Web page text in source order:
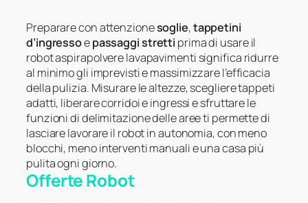
Preparare con attenzionesoglie,tappetini
d’ingressoepassaggi stretti prima di usare il
robot aspirapolvere lavapavimenti significa ridurre
al minimo gli imprevisti e massimizzare l’efficacia
della pulizia. Misurare le altezze, scegliere tappeti
adatti, liberare corridoi e ingressi e sfruttare le
funzioni di delimitazione delle aree ti permette di
lasciare lavorare il robot in autonomia, con meno
blocchi, meno interventi manuali e una casa più
pulita ogni giorno.
Offerte Robot